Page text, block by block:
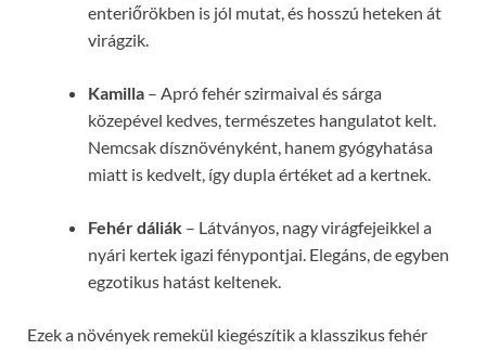
enteriőrökben is jól mutat, és hosszú heteken át
virágzik.
Kamilla – Apró fehér szirmaival és sárga
közepével kedves, természetes hangulatot kelt.
Nemcsak dísznövényként, hanem gyógyhatása
miatt is kedvelt, így dupla értéket ad a kertnek.
Fehér dáliák – Látványos, nagy virágfejeikkel a
nyári kertek igazi fénypontjai. Elegáns, de egyben
egzotikus hatást keltenek.
Ezek a növények remekül kiegészítik a klasszikus fehér